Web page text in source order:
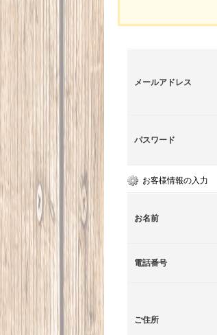
メールアドレス
パスワード
お客様情報の入力
お名前
電話番号
ご住所